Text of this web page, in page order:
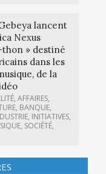
lancent
Nexus
thon » destiné
dans les
de la
, AFFAIRES,
, BANQUE,
, INITIATIVES,
, SOCIÉTÉ,